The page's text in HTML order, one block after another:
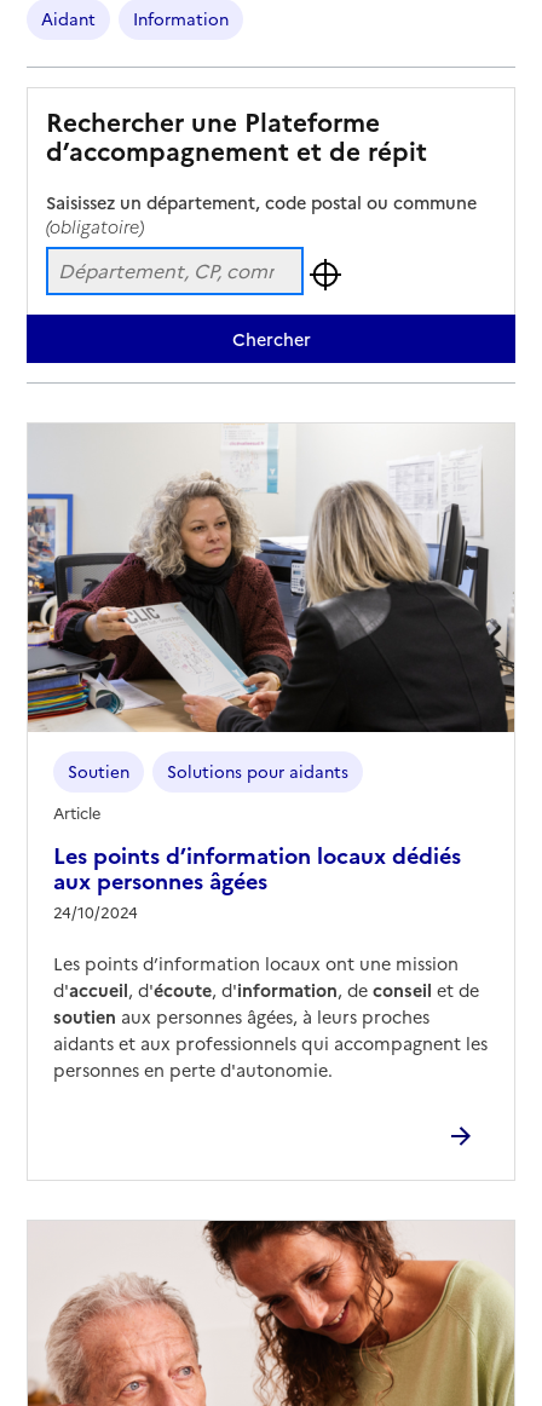
Aidant Information
Rechercher une Plateforme
d’accompagnement et de répit
Saisissez un département, code postal ou commune
(obligatoire)
Les points d’information locaux dédiés
aux personnes âgées
24/10/2024
Soutien Solutions pour aidants
Article
Les points d’information locaux ont une mission
d'accueil, d'écoute, d'information, de conseil et de
soutien aux personnes âgées, à leurs proches
aidants et aux professionnels qui accompagnent les
personnes en perte d'autonomie.